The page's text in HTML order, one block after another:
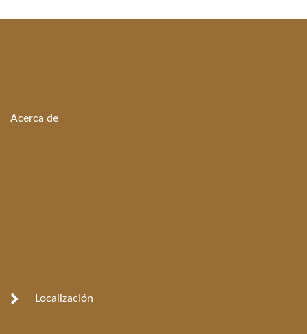
Acerca de
Localización